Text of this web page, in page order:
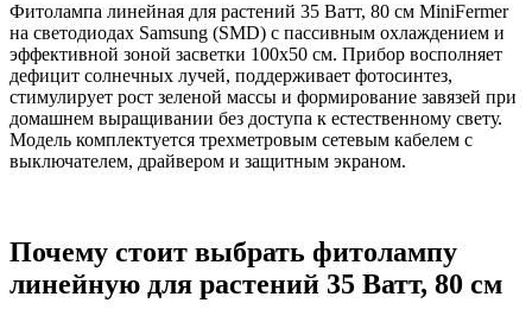
Фитолампа линейная для растений 35 Ватт, 80 см MiniFermer
на светодиодах Samsung (SMD) с пассивным охлаждением и
эффективной зоной засветки 100х50 см. Прибор восполняет
дефицит солнечных лучей, поддерживает фотосинтез,
стимулирует рост зеленой массы и формирование завязей при
домашнем выращивании без доступа к естественному свету.
Модель комплектуется трехметровым сетевым кабелем с
выключателем, драйвером и защитным экраном.
Почему стоит выбрать фитолампу
линейную для растений 35 Ватт, 80 см